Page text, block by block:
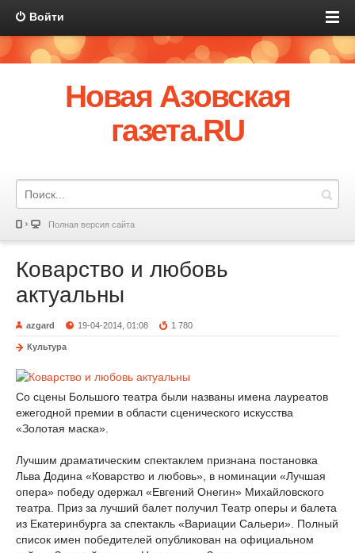
Войти
Новая Азовская
газета.RU
Полная версия сайта
Коварство и любовь
актуальны
azgard 19-04-2014, 01:08 1 780
Культура
Со сцены Большого театра были названы имена лауреатов
ежегодной премии в области сценического искусства
«Золотая маска».
Лучшим драматическим спектаклем признана постановка
Льва Додина «Коварство и любовь», в номинации «Лучшая
опера» победу одержал «Евгений Онегин» Михайловского
театра. Приз за лучший балет получил Театр оперы и балета
из Екатеринбурга за спектакль «Вариации Сальери». Полный
список имен победителей опубликован на официальном